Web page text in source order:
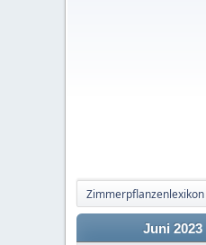
Zimmerpflanzenlexikon
Juni 2023